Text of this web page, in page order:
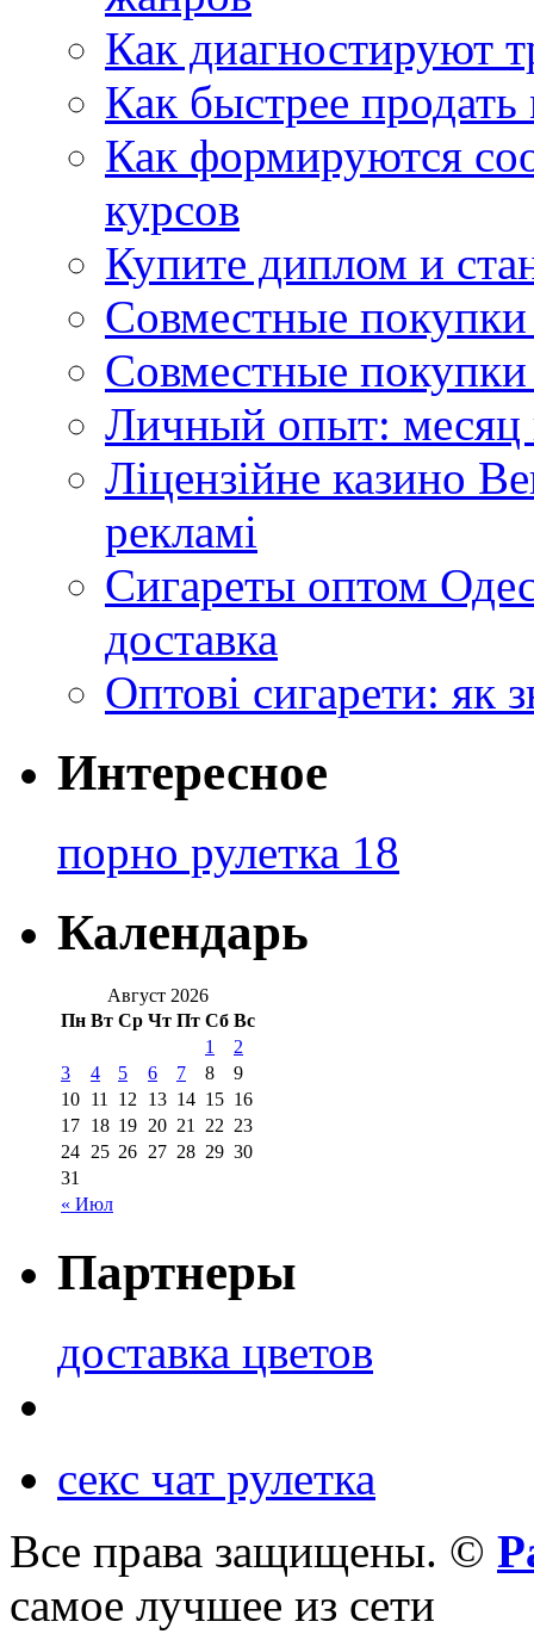
Как диагностируют
Как быстрее
Как формируются
курсов
Купите диплом и
Совместные
Совместные покупки
Личный опыт: месяц
Ліцензійне казино
рекламі
Сигареты оптом
доставка
Оптові сигарети: як
Интересное
порно рулетка 18
Календарь
Август 2026
Пн Вт Ср Чт Пт Сб Вс
« Июл
1
2
3
4 5 6 7 8
9
10 11 12 13 14 15 16
17 18 19 20 21 22 23
24 25 26 27 28 29 30
31
Партнеры
доставка цветов
секс чат рулетка
Все права защищены. ©
самое лучшее из сети